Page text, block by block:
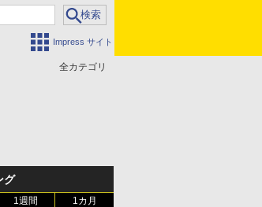
Impress サイト
全カテゴリ
グ
1週間 1カ月